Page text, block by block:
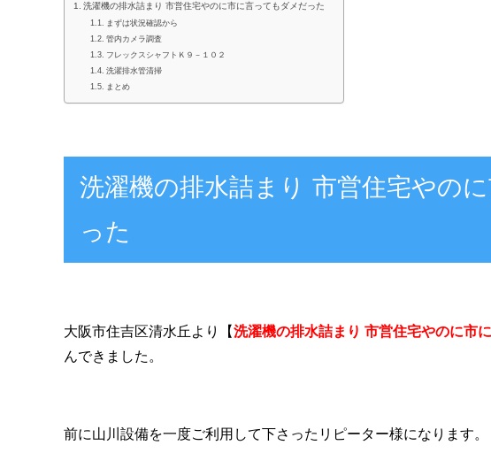
洗濯機の排水詰まり 市営住宅やのに市に言ってもダメだった
まずは状況確認から
管内カメラ調査
フレックスシャフトＫ９－１０２
洗濯排水管清掃
まとめ
洗濯機の排水詰まり 市営住宅やの
った
大阪市住吉区清水丘より【洗濯機の排水詰まり 市営住宅やのに市
んできました。
前に山川設備を一度ご利用して下さったリピーター様になります。